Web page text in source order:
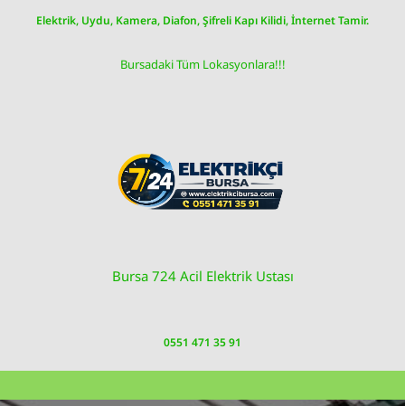
Elektrik, Uydu, Kamera, Diafon, Şifreli Kapı Kilidi, İnternet Tamir.
Bursadaki Tüm Lokasyonlara!!!
Bursa 724 Acil Elektrik Ustası
0551 471 35 91